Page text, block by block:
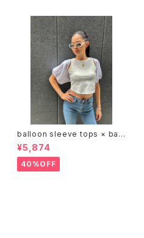
balloon sleeve tops × bac
k open tank top 2P トップス
2点セット バルーン デザインス
リーブ 背中開き タンクトップ
¥5,874
40%OFF